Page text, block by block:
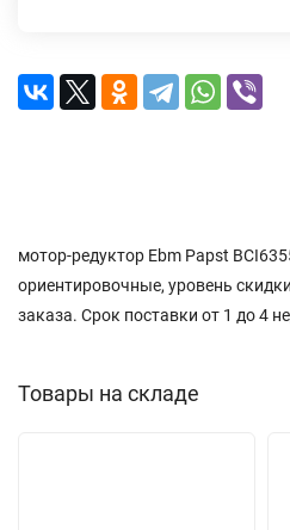
мотор-редуктор Ebm Papst
ориентировочные, уровень
заказа. Срок поставки от 1 до 4
Товары на складе